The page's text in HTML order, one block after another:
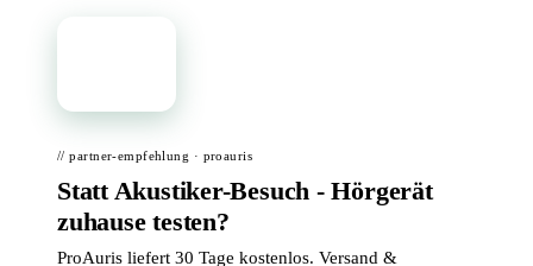
// partner-empfehlung · proauris
Statt Akustiker-Besuch - Hörgerät
zuhause testen?
ProAuris liefert 30 Tage kostenlos. Versand &